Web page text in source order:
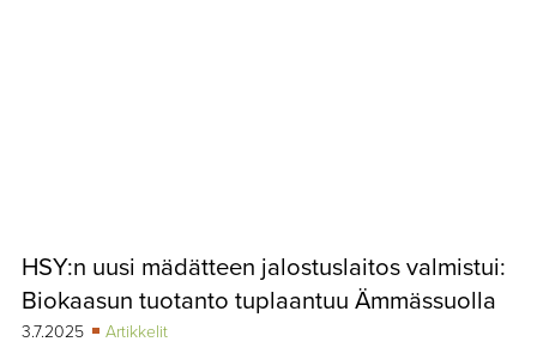
HSY:n uusi mädätteen jalostuslaitos valmistui:
Biokaasun tuotanto tuplaantuu Ämmässuolla
3.7.2025
Artikkelit